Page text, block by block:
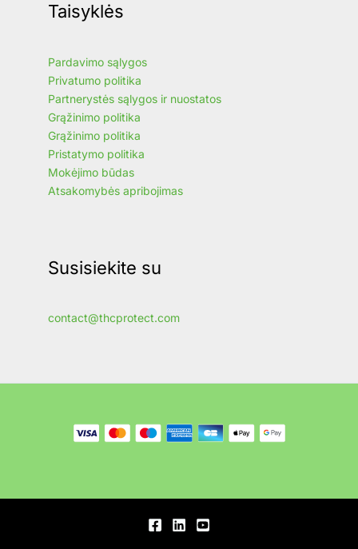
Taisyklės
Pardavimo sąlygos
Privatumo politika
Partnerystės sąlygos ir nuostatos
Grąžinimo politika
Grąžinimo politika
Pristatymo politika
Mokėjimo būdas
Atsakomybės apribojimas
Susisiekite su
contact@thcprotect.com